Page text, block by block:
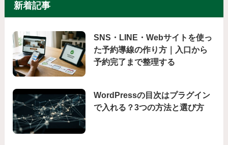
新着記事
SNS・LINE・Webサイトを使っ
た予約導線の作り方｜入口から
予約完了まで整理する
WordPressの目次はプラグイン
で入れる？3つの方法と選び方